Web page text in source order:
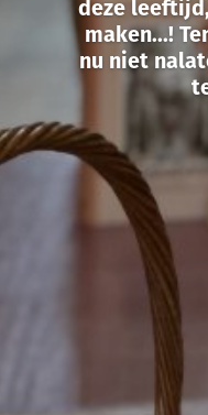
deze
maken...!
nu niet